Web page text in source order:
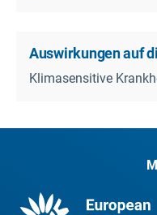
Auswirkungen auf
Klimasensitive